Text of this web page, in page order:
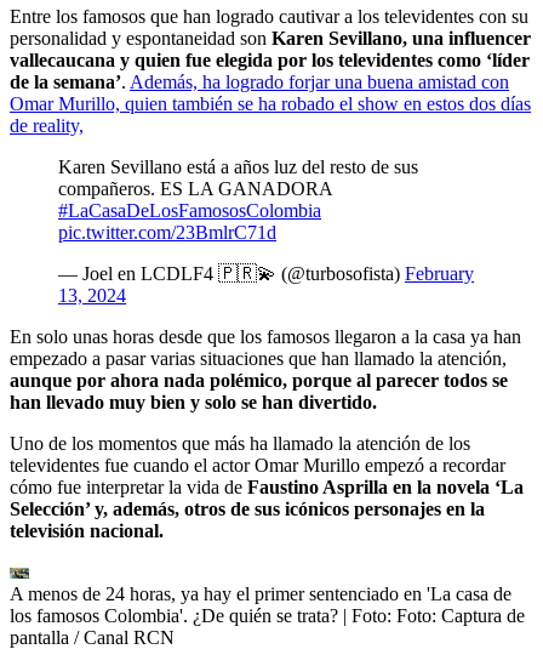
Entre los famosos que han logrado cautivar a los televidentes con su
personalidad y espontaneidad son Karen Sevillano, una influencer
vallecaucana y quien fue elegida por los televidentes como ‘líder
de la semana’. Además, ha logrado forjar una buena amistad con
Omar Murillo, quien también se ha robado el show en estos dos días
de reality,
Karen Sevillano está a años luz del resto de sus
compañeros. ES LA GANADORA
#LaCasaDeLosFamososColombia
pic.twitter.com/23BmlrC71d
— Joel en LCDLF4 🇵🇷💫 (@turbosofista) February
13, 2024
En solo unas horas desde que los famosos llegaron a la casa ya han
empezado a pasar varias situaciones que han llamado la atención,
aunque por ahora nada polémico, porque al parecer todos se
han llevado muy bien y solo se han divertido.
Uno de los momentos que más ha llamado la atención de los
televidentes fue cuando el actor Omar Murillo empezó a recordar
cómo fue interpretar la vida de Faustino Asprilla en la novela ‘La
Selección’ y, además, otros de sus icónicos personajes en la
televisión nacional.
A menos de 24 horas, ya hay el primer sentenciado en 'La casa de
los famosos Colombia'. ¿De quién se trata? | Foto: Foto: Captura de
pantalla / Canal RCN